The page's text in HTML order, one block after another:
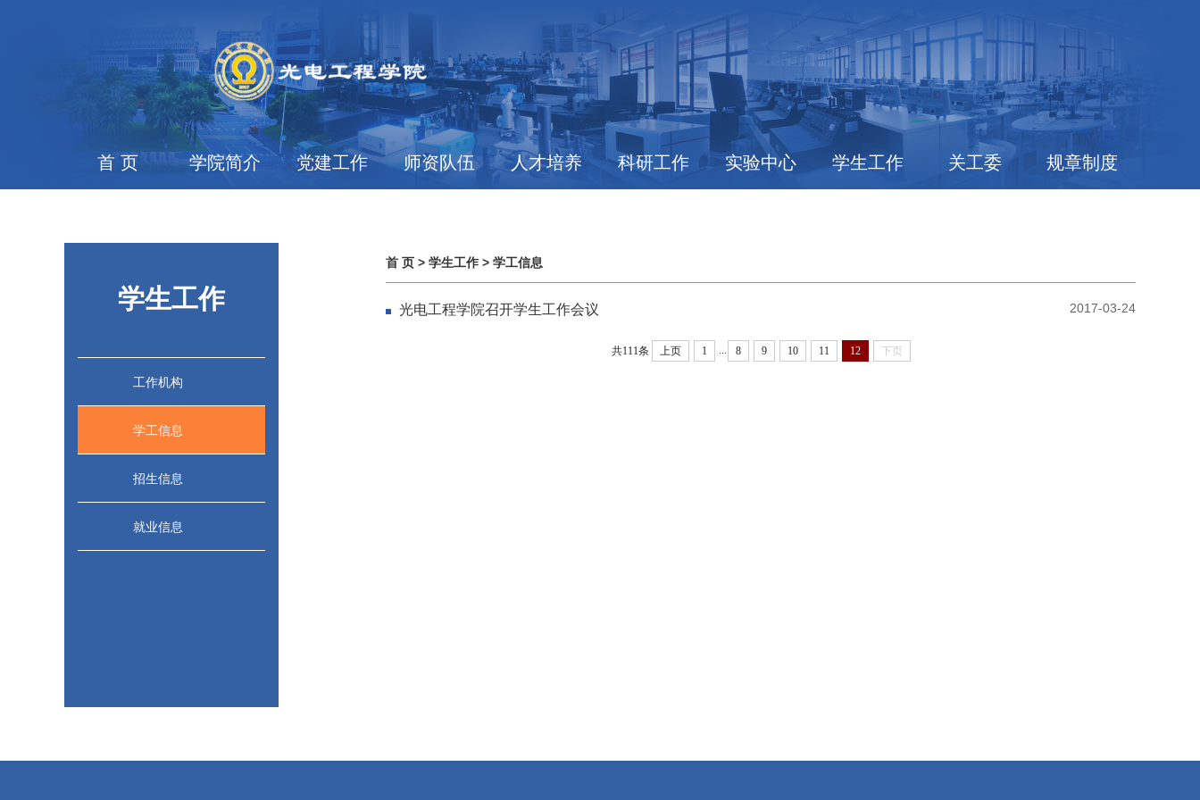
首 页 学院简介 党建工作 师资队伍 人才培养 科研工作 实验中心 学生工作 关工委 规章制度
学生工作
工作机构
学工信息
招生信息
就业信息
首 页 > 学生工作 > 学工信息
光电工程学院召开学生工作会议 2017-03-24
共111条 上页 1 ... 8 9 10 11 12 下页